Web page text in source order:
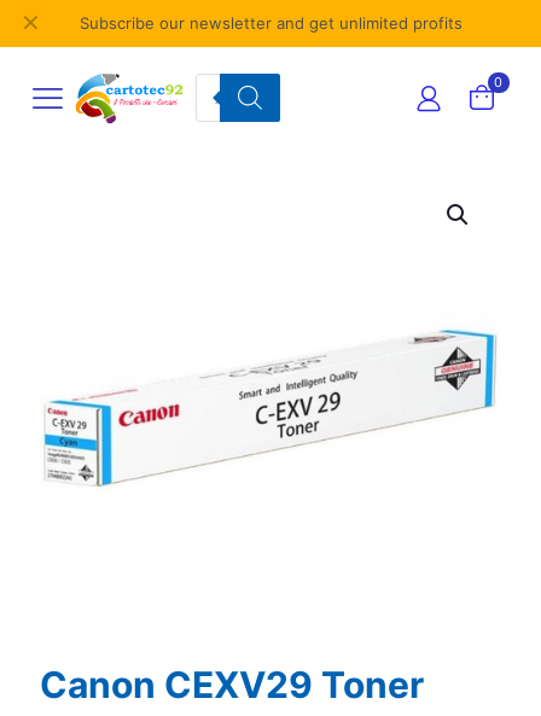
Subscribe our newsletter and get unlimited profits
✕
Products
search
0
Canon CEXV29 Toner